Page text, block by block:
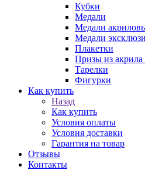
Кубки
Медали
Медали
Медали
Плакетки
Призы из акрила
Тарелки
Фигурки
Как купить
Назад
Как купить
Условия оплаты
Условия доставки
Гарантия на товар
Отзывы
Контакты